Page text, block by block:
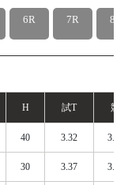
6R 7R 8R
H 試T 競
40 3.32 3.398
30 3.37 3.428